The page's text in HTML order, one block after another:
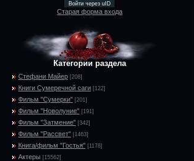
Войти через uID
Старая форма входа
Категории раздела
Стефани Майер [208]
Книги Сумеречной саги [122]
Фильм "Сумерки" [201]
Фильм "Новолуние" [191]
Фильм "Затмение" [342]
Фильм "Рассвет" [1463]
Книга/фильм "Гостья" [1178]
Актеры [15562]